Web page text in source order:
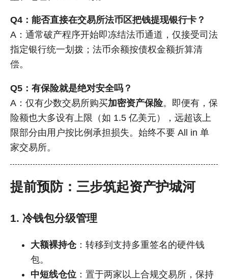
Q4：能否直接在交易所法币区把钱提现银行卡？
A：通常破产程序开始即冻结法币通道，仅接受司法
指定银行统一划拨；法币余额按债权金额折算清
偿。
Q5：有保险就是绝对安全吗？
A：仅有少数交易所购买加密资产保险。即便有，保
险额也大多设有上限（如 1.5 亿美元），远超该上
限部分由用户按比例承担损失。始终不要 All in 单
家交易所。
提前预防：三步筑起资产护城河
1. 冷钱包分级管理
大额裸持仓：转移到支持多重签名的硬件钱
包。
中短线仓位 ：置于两家以上合规交易所，保持